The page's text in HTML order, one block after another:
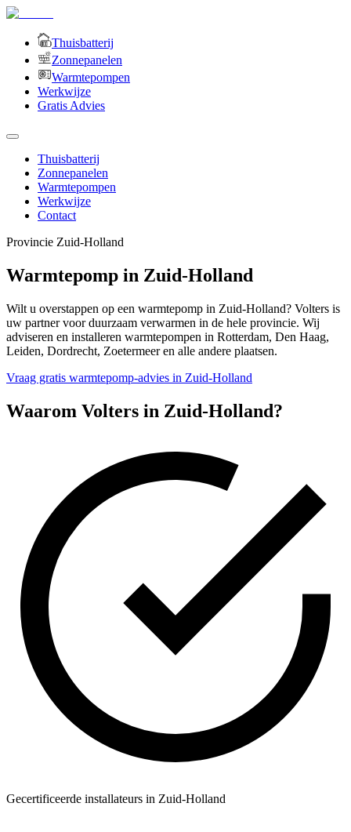
Thuisbatterij
Zonnepanelen
Warmtepompen
Werkwijze
Gratis Advies
Thuisbatterij
Zonnepanelen
Warmtepompen
Werkwijze
Contact
Provincie Zuid-Holland
Warmtepomp in Zuid-Holland
Wilt u overstappen op een warmtepomp in Zuid-Holland? Volters is
uw partner voor duurzaam verwarmen in de hele provincie. Wij
adviseren en installeren warmtepompen in Rotterdam, Den Haag,
Leiden, Dordrecht, Zoetermeer en alle andere plaatsen.
Vraag gratis warmtepomp-advies in Zuid-Holland
Waarom Volters in Zuid-Holland?
Gecertificeerde installateurs in Zuid-Holland